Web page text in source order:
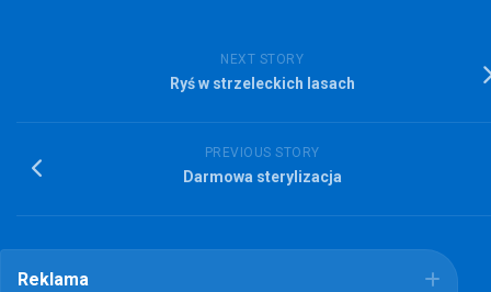
NEXT STORY
Ryś w strzeleckich lasach
PREVIOUS STORY
Darmowa sterylizacja
Reklama